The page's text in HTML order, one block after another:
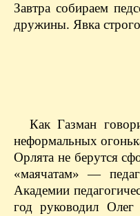
Завтра собираем
дружины. Явка
Как Газман
неформальных
Орлята не берутся
«маячатам» —
Академии
год руководил